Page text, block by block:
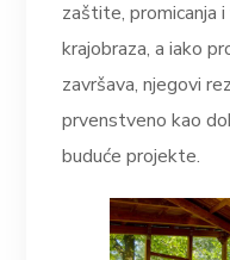
zaštite, promicanja
krajobraza, a iako
završava, njegovi
prvenstveno kao
buduće projekte.